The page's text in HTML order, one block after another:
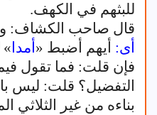
للبثهم في الكهف.
قال صاحب الكشاف:
أى: أيهم أضبط « أمدا »
فإن قلت: فما تقول
التفضيل؟ قلت: ليس
بناءه من غير الثلاثي